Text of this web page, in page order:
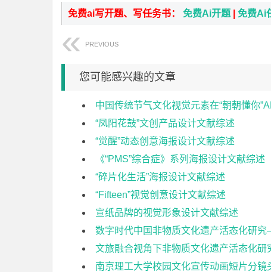
免费ai写开题、写任务书： 免费Ai开题 免费Ai
PREVIOUS
您可能感兴趣的文章
中国传统节气文化视觉元素在“朝朝懂你
“凤阳花鼓”文创产品设计文献综述
“觉醒”动态创意海报设计文献综述
《“PMS”综合症》系列海报设计文献综述
“碎片化生活”海报设计文献综述
“Fifteen”视觉创意设计文献综述
宣纸品牌的视觉形象设计文献综述
数字时代中国非物质文化遗产活态化研
文旅融合视角下非物质文化遗产活态化
南京理工大学校园文化宣传动画短片分镜